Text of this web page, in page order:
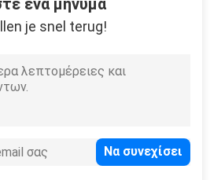
je snel terug!